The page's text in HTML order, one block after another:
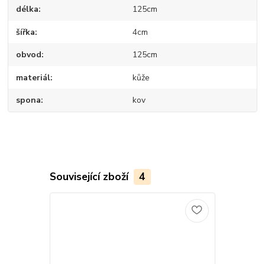
délka 125cm
šířka 4cm
obvod 125cm
materiál kůže
spona kov
Související zboží 4